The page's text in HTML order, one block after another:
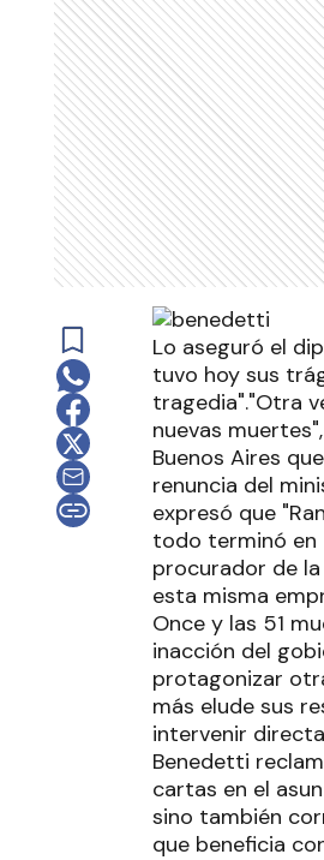
Lo aseguró el
tuvo hoy sus
tragedia"."Otra
nuevas
Buenos Aires
renuncia del
expresó que
todo terminó en
procurador de
esta misma
Once y las 51
inacción del
protagonizar
más elude sus
intervenir
Benedetti
cartas en el
sino también
que beneficia